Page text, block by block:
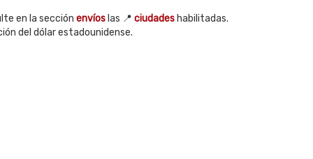
en la sección envíos las 📍 ciudades habilitadas.
del dólar estadounidense.